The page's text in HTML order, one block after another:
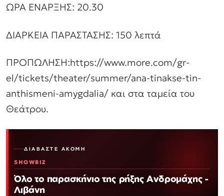
ΩΡΑ ΕΝΑΡΞΗΣ: 20.30
ΔΙΑΡΚΕΙΑ ΠΑΡΑΣΤΑΣΗΣ: 150 λεπτά
ΠΡΟΠΩΛΗΣΗ:https://www.more.com/gr-
el/tickets/theater/summer/ana-tinakse-tin-
anthismeni-amygdalia/ και στα ταμεία του
Θεάτρου.
ΔΙΑΒΆΣΤΕ ΑΚΌΜΗ
SHOWBIZ
Όλο το παρασκήνιο της ρήξης Ανδρομάχης -
Λιβάνη